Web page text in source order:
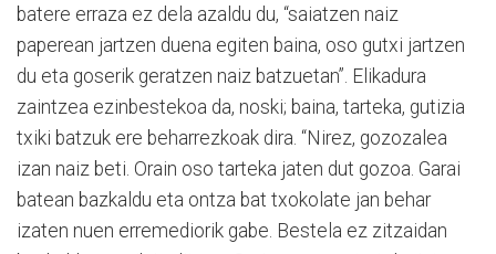
batere erraza ez dela azaldu du, “saiatzen naiz
paperean jartzen duena egiten baina, oso gutxi jartzen
du eta goserik geratzen naiz batzuetan”. Elikadura
zaintzea ezinbestekoa da, noski; baina, tarteka, gutizia
txiki batzuk ere beharrezkoak dira. “Nirez, gozozalea
izan naiz beti. Orain oso tarteka jaten dut gozoa. Garai
batean bazkaldu eta ontza bat txokolate jan behar
izaten nuen erremediorik gabe. Bestela ez zitzaidan